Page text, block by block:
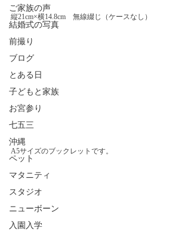
ご家族の声
結婚式の写真
前撮り
ブログ
とある日
子どもと家族
お宮参り
七五三
沖縄
ペット
マタニティ
スタジオ
ニューボーン
入園入学
縦21cm×横14.8cm　無線綴じ（ケースなし）
A5サイズのブックレットです。